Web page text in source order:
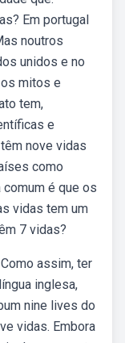
Em portugal
noutros
unidos e no
mitos e
tem,
e
nove vidas
como
comum é que os
vidas tem um
7 vidas?
assim, ter
inglesa,
nine lives do
vidas. Embora